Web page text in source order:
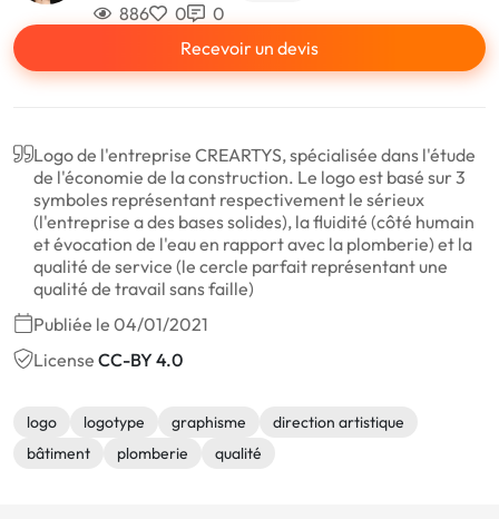
886 0
0
Recevoir un devis
Logo de l'entreprise CREARTYS, spécialisée dans l'étude
de l'économie de la construction. Le logo est basé sur 3
symboles représentant respectivement le sérieux
(l'entreprise a des bases solides), la fluidité (côté humain
et évocation de l'eau en rapport avec la plomberie) et la
qualité de service (le cercle parfait représentant une
qualité de travail sans faille)
Publiée le 04/01/2021
License CC-BY 4.0
logo logotype graphisme
direction artistique
bâtiment
plomberie qualité